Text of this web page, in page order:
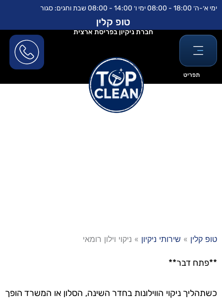
לתוכן
דילוג
ימי א׳-ה׳ 18:00 - 08:00 ימי ו׳ 14:00 - 08:00 שבת וחגים: סגור
תפריט
טופ קלין
חברת ניקיון בפריסת ארצית
טופ קלין » שירותי ניקיון » ניקוי וילון רומאי
**פתח דבר**
כשתהליך ניקוי הווילונות בחדר השינה, הסלון או המשרד הופך